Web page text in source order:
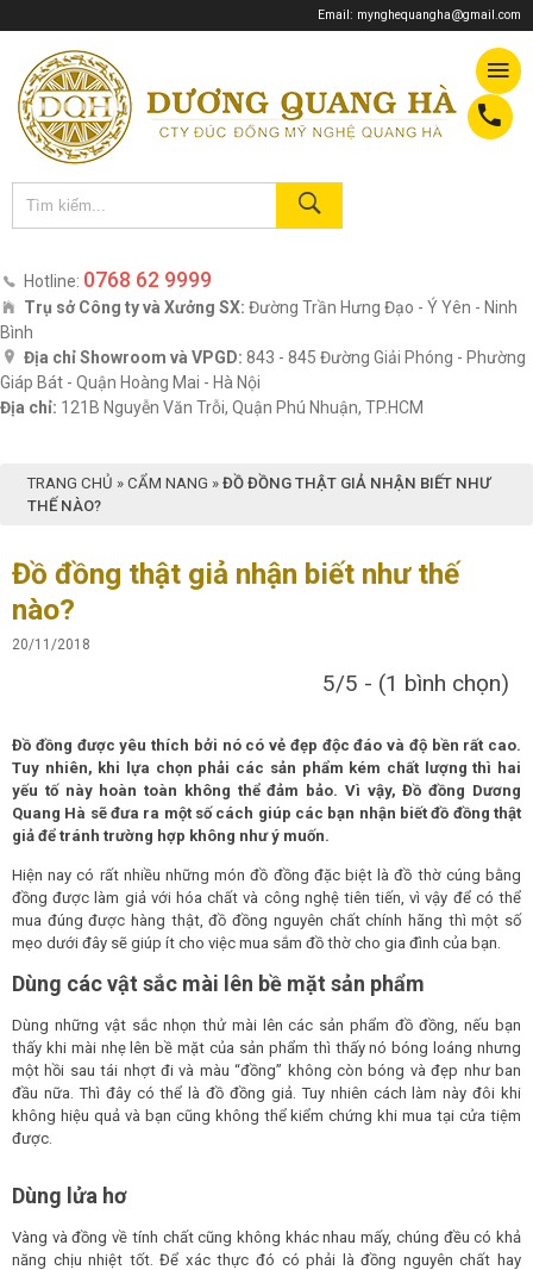
Email: mynghequangha@gmail.com
Hotline: 0768 62 9999
Trụ sở Công ty và Xưởng SX: Đường Trần Hưng Đạo - Ý Yên - Ninh
Bình
Địa chỉ Showroom và VPGD: 843 - 845 Đường Giải Phóng - Phường
Giáp Bát - Quận Hoàng Mai - Hà Nội
Địa chỉ: 121B Nguyễn Văn Trỗi, Quận Phú Nhuận, TP.HCM
TRANG CHỦ »CẨM NANG »ĐỒ ĐỒNG THẬT GIẢ NHẬN BIẾT NHƯ
THẾ NÀO?
Đồ đồng thật giả nhận biết như thế
nào?
20/11/2018
5/5 - (1 bình chọn)
Đồ đồng được yêu thích bởi nó có vẻ đẹp độc đáo và độ bền rất cao.
Tuy nhiên, khi lựa chọn phải các sản phẩm kém chất lượng thì hai
yếu tố này hoàn toàn không thể đảm bảo. Vì vậy, Đồ đồng Dương
Quang Hà sẽ đưa ra một số cách giúp các bạn nhận biết đồ đồng thật
giả để tránh trường hợp không như ý muốn.
Hiện nay có rất nhiều những món đồ đồng đặc biệt là đồ thờ cúng bằng
đồng được làm giả với hóa chất và công nghệ tiên tiến, vì vậy để có thể
mua đúng được hàng thật, đồ đồng nguyên chất chính hãng thì một số
mẹo dưới đây sẽ giúp ít cho việc mua sắm đồ thờ cho gia đình của bạn.
Dùng các vật sắc mài lên bề mặt sản phẩm
Dùng những vật sắc nhọn thử mài lên các sản phẩm đồ đồng, nếu bạn
thấy khi mài nhẹ lên bề mặt của sản phẩm thì thấy nó bóng loáng nhưng
một hồi sau tái nhợt đi và màu “đồng” không còn bóng và đẹp như ban
đầu nữa. Thì đây có thể là đồ đồng giả. Tuy nhiên cách làm này đôi khi
không hiệu quả và bạn cũng không thể kiểm chứng khi mua tại cửa tiệm
được.
Dùng lửa hơ
Vàng và đồng về tính chất cũng không khác nhau mấy, chúng đều có khả
năng chịu nhiệt tốt. Để xác thực đó có phải là đồng nguyên chất hay